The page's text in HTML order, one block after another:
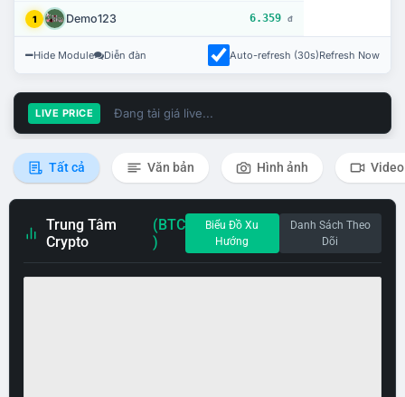
1 Demo123 6.359 đ
Hide Module Diễn đàn Auto-refresh (30s)Refresh Now
LIVE PRICE Đang tải giá live...
Tất cả Văn bản Hình ảnh Video
Trung Tâm
Crypto
(BTC
)
Biểu Đồ Xu
Hướng
Danh Sách Theo
Dõi